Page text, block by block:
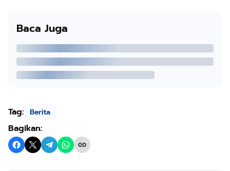
Baca Juga
Tag: Berita
Bagikan: